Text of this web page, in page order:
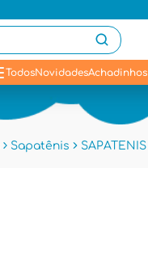
TodosNovidadesAchadinhos
Sapatênis